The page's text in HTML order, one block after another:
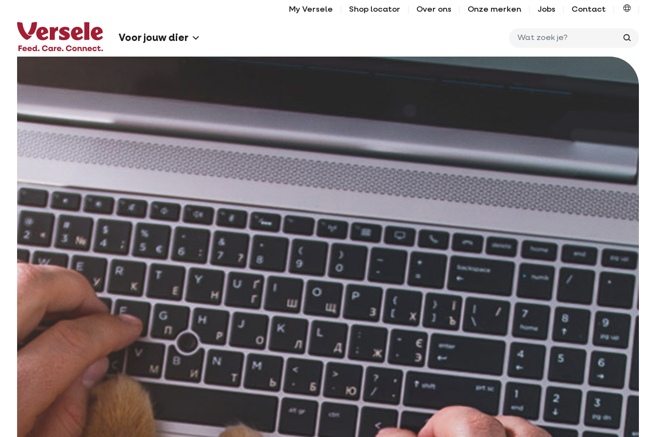
My Versele Shop locator Over ons Onze merken Jobs Contact
Voor jouw dier